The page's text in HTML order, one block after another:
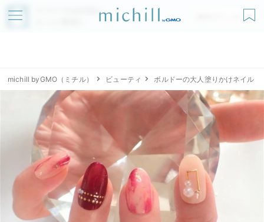
アプリでmichillが
無料ダウンロード
michill byGMO（ミチル） ビューティ ボルドーの大人塗りかけネイル